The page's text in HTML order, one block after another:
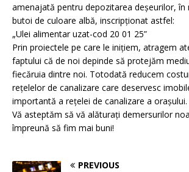
amenajată pentru depozitarea deșeurilor, în
butoi de culoare albă, inscripționat astfel:
„Ulei alimentar uzat-cod 20 01 25”
Prin proiectele pe care le inițiem, atragem
faptului că de noi depinde să protejăm
fiecăruia dintre noi. Totodată reducem
rețelelor de canalizare care deservesc
importantă a rețelei de canalizare a orașului.
Vă asteptăm să vă alăturați demersurilor
împreună să fim mai buni!
PREVIOUS